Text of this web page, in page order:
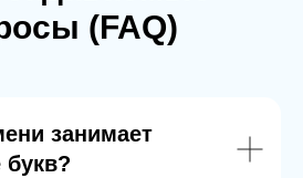
(FAQ)
занимает
букв?